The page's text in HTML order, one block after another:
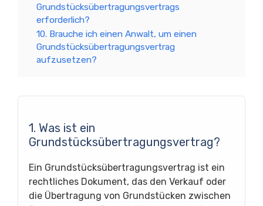
Grundstücksübertragungsvertrags
erforderlich?
10. Brauche ich einen Anwalt, um einen
Grundstücksübertragungsvertrag
aufzusetzen?
1. Was ist ein
Grundstücksübertragungsvertrag?
Ein Grundstücksübertragungsvertrag ist ein
rechtliches Dokument, das den Verkauf oder
die Übertragung von Grundstücken zwischen